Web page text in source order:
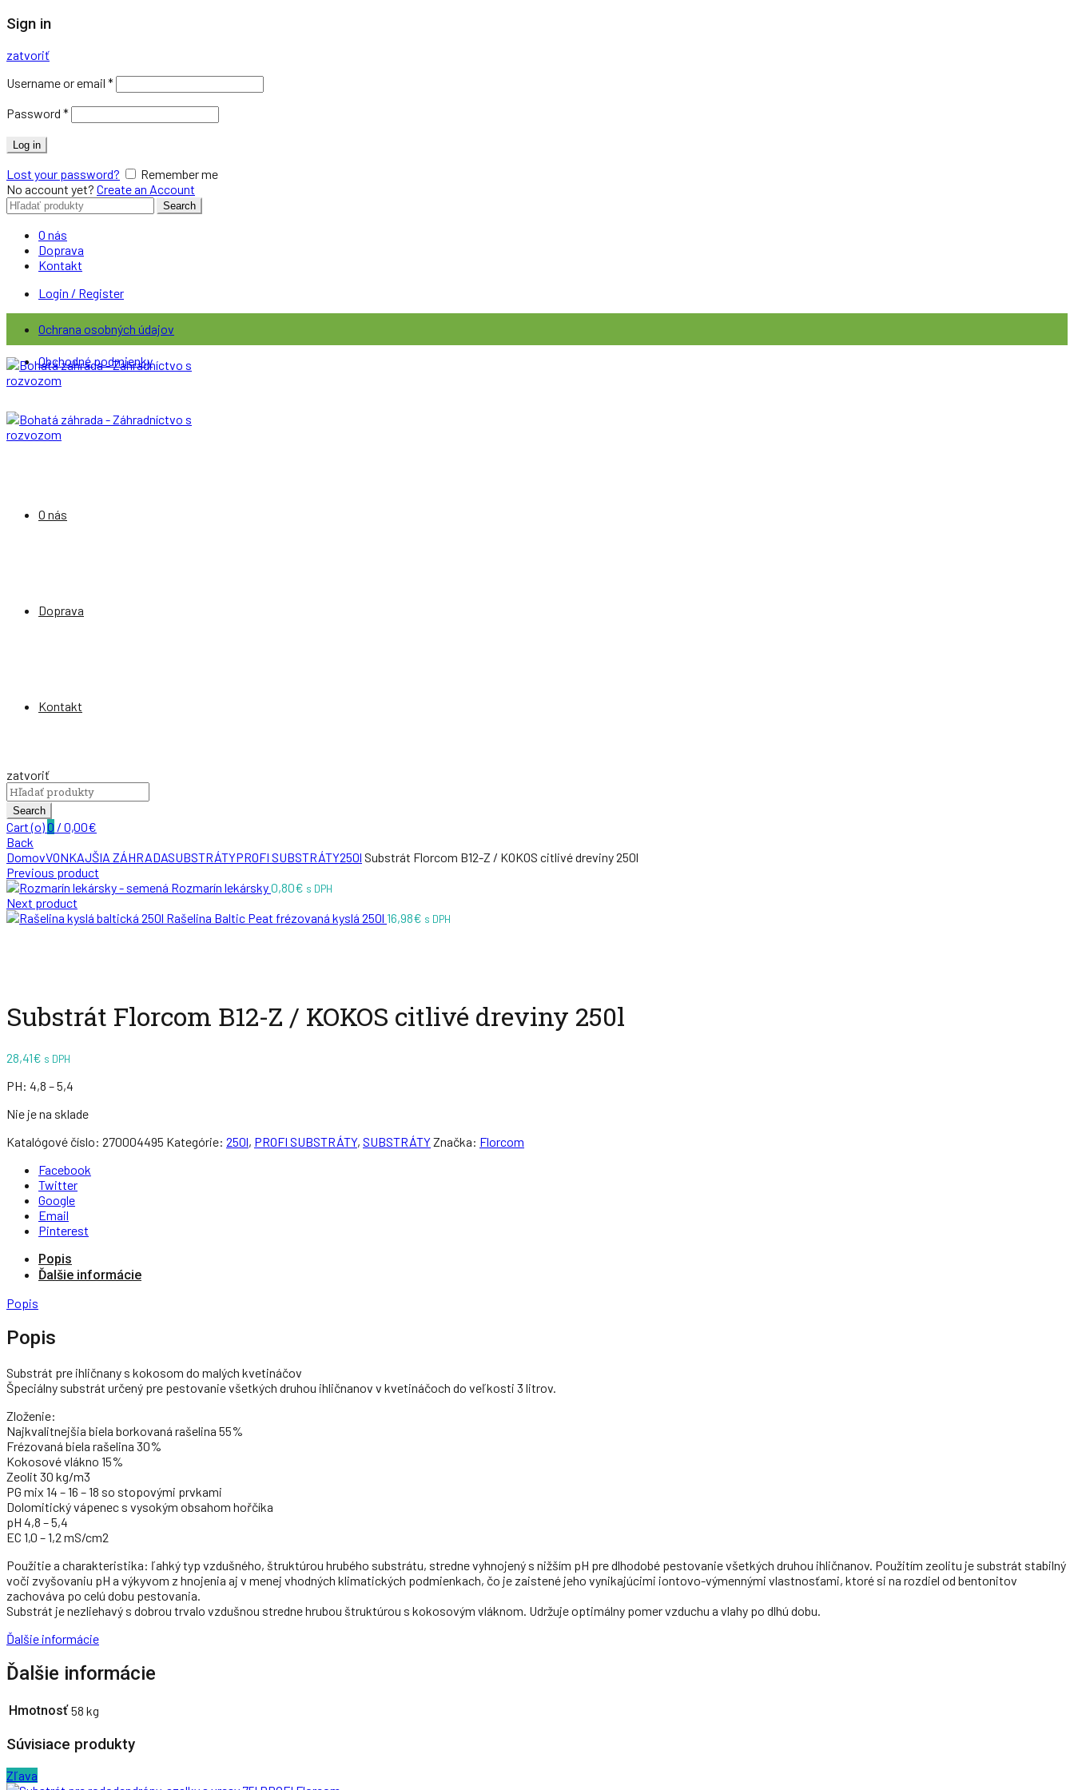
Sign in
zatvoriť
Username or email *
Password *
Log in
Lost your password?
Remember me
No account yet? Create an Account
Search
for:
Search
O nás
Doprava
Kontakt
Login / Register
Ochrana osobných údajov
Obchodné podmienky
O nás
Doprava
Kontakt
zatvoriť
Search
for:
Search
Cart (o)0 / 0,00€
Back
DomovVONKAJŠIA ZÁHRADASUBSTRÁTYPROFI SUBSTRÁTY250l Substrát Florcom B12-Z / KOKOS citlivé dreviny 250l
Previous product
Rozmarín lekársky0,80€ s DPH
Next product
Rašelina Baltic Peat frézovaná kyslá 250l 16,98€ s DPH
Substrát Florcom B12-Z / KOKOS citlivé dreviny 250l
28,41€ s DPH
PH: 4,8 – 5,4
Nie je na sklade
Katalógové číslo: 270004495 Kategórie: 250l, PROFI SUBSTRÁTY, SUBSTRÁTYZnačka: Florcom
Facebook
Twitter
Google
Email
Pinterest
Popis
Ďalšie informácie
Popis
Popis
Substrát pre ihličnany s kokosom do malých kvetináčov
Špeciálny substrát určený pre pestovanie všetkých druhou ihličnanov v kvetináčoch do veľkosti 3 litrov.
Zloženie:
Najkvalitnejšia biela borkovaná rašelina 55%
Frézovaná biela rašelina 30%
Kokosové vlákno 15%
Zeolit 30 kg/m3
PG mix 14 – 16 – 18 so stopovými prvkami
Dolomitický vápenec s vysokým obsahom hořčíka
pH 4,8 – 5,4
EC 1,0 – 1,2 mS/cm2
Použitie a charakteristika: ľahký typ vzdušného, štruktúrou hrubého substrátu, stredne vyhnojený s nižším pH pre dlhodobé pestovanie všetkých druhou ihličnanov. Použitím zeolitu je substrát stabilný
voči zvyšovaniu pH a výkyvom z hnojenia aj v menej vhodných klimatických podmienkach, čo je zaistené jeho vynikajúcimi iontovo-výmennými vlastnosťami, ktoré si na rozdiel od bentonitov
zachováva po celú dobu pestovania.
Substrát je nezliehavý s dobrou trvalo vzdušnou stredne hrubou štruktúrou s kokosovým vláknom. Udržuje optimálny pomer vzduchu a vlahy po dlhú dobu.
Ďalšie informácie
Ďalšie informácie
Hmotnosť 58 kg
Súvisiace produkty
Zľava